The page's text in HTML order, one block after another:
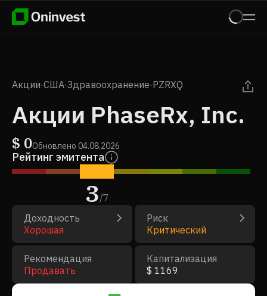
Акции·США·Здравоохранение·PZRXQ
Акции PhaseRx, Inc.
$ 0Обновлено 04.08.2026
Рейтинг эмитента
3/7
Доходность
Хорошая
Риск
Критический
Рекомендация
Продавать
Капитализация
$ 1169